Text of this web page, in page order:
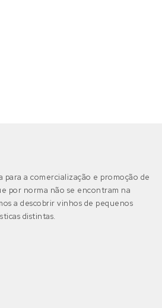
para a comercialização e promoção de
por norma não se encontram na
a descobrir vinhos de pequenos
distintas.